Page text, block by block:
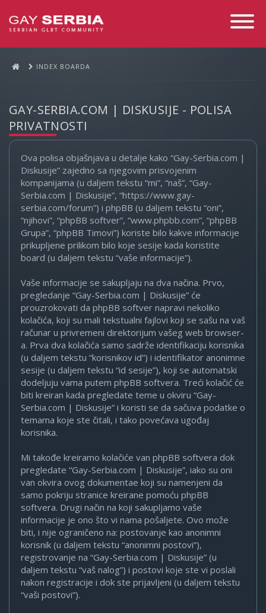
Toggle
INDEX BOARDA
GAY-SERBIA.COM | DISKUSIJE - POLISA
PRIVATNOSTI
Ova polisa objašnjava u detalje kako “Gay-Serbia.com |
Diskusije” zajedno sa njegovim prisvojenim
kompanijama (u daljem tekstu “mi”, “naš”, “Gay-
Serbia.com | Diskusije”, “https://www.gay-
serbia.com/forum”) i phpBB (u daljem tekstu “oni”,
“njihovi”, “phpBB softver”, “www.phpbb.com”, “phpBB
Grupa”, “phpBB Timovi”) koriste bilo kakve informacije
prikupljene prilikom bilo koje sesije kada koristite
board (u daljem tekstu “vaše informacije”).
Vaše informacije se sakupljaju na dva načina. Prvo,
pregledanje “Gay-Serbia.com | Diskusije” će
prouzrokovati da phpBB softver napravi nekoliko
kolačića, koji su mali tekstualni fajlovi koji se sašu na vaš
računar u privremeni direktorijum vašeg web browser-
a. Prva dva kolačića samo sadrže identifikaciju korisnika
(u daljem tekstu “korisnikov id”) i identifikator anonimne
sesije (u daljem tekstu “id sesije”), koji se automatski
dodeljuju vama putem phpBB softvera. Treći kolačić će
biti kreiran kada pregledate teme u okviru “Gay-
Serbia.com | Diskusije” i koristi se da sačuva podatke o
temama koje ste čitali, i tako povećava ugođaj
korisnika.
Mi takođe kreiramo kolačiće van phpBB softvera dok
pregledate “Gay-Serbia.com | Diskusije”, iako su oni
van okvira ovog dokumentae koji su namenjeni da
samo pokriju stranice kreirane pomoću phpBB
softvera. Drugi način na koji sakupljamo vaše
informacije je ono što vi nama pošaljete. Ovo može
biti, i nije ograničeno na: postovanje kao anonimni
korisnik (u daljem tekstu “anonimni postovi”),
registrovanje na “Gay-Serbia.com | Diskusije” (u
daljem tekstu “vaš nalog”) i postovi koje ste vi poslali
nakon registracije i dok ste prijavljeni (u daljem tekstu
“vaši postovi”).